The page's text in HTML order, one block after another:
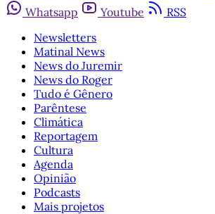
Whatsapp
Youtube
RSS
Newsletters
Matinal News
News do Juremir
News do Roger
Tudo é Gênero
Parêntese
Climática
Reportagem
Cultura
Agenda
Opinião
Podcasts
Mais projetos